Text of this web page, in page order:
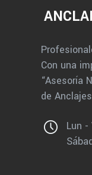
Con una
“Asesoría
de
Lun -